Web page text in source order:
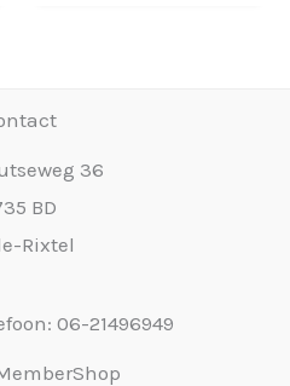
36
BD
Rixtel
06-21496949